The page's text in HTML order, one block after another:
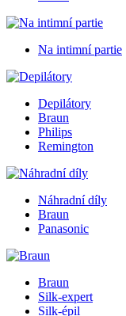
Na intimní partie
Depilátory
Braun
Philips
Remington
Náhradní díly
Braun
Panasonic
Braun
Silk-expert
Silk-épil